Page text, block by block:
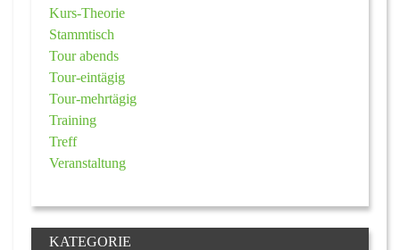
Kurs-Theorie
Stammtisch
Tour abends
Tour-eintägig
Tour-mehrtägig
Training
Treff
Veranstaltung
KATEGORIE